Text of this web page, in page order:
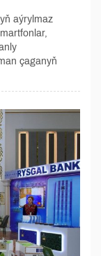
aýrylmaz
çaganyň